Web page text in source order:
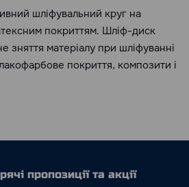
шліфувальний круг на
покриттям. Шліф-диск
зняття матеріалу при шліфуванні
покриття, композити і
пропозиції та акції